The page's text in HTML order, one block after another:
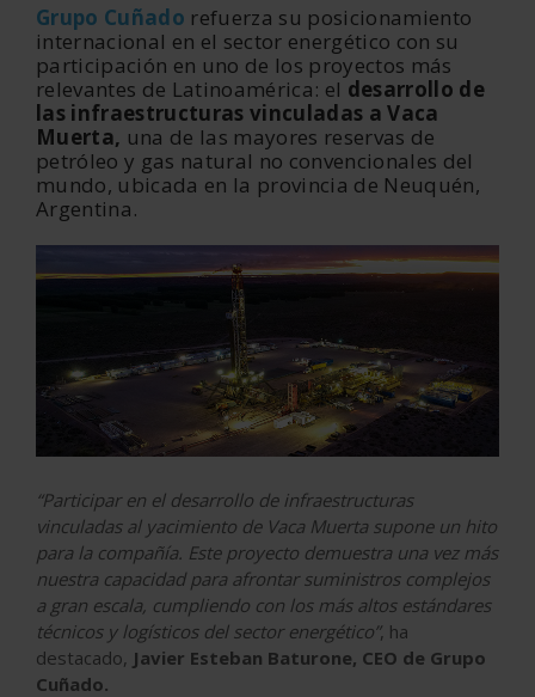
Grupo Cuñado refuerza su posicionamiento
internacional en el sector energético con su
participación en uno de los proyectos más
relevantes de Latinoamérica: el desarrollo de
las infraestructuras vinculadas a Vaca
Muerta, una de las mayores reservas de
petróleo y gas natural no convencionales del
mundo, ubicada en la provincia de Neuquén,
Argentina.
“Participar en el desarrollo de infraestructuras
vinculadas al yacimiento de Vaca Muerta supone un hito
para la compañía. Este proyecto demuestra una vez más
nuestra capacidad para afrontar suministros complejos
a gran escala, cumpliendo con los más altos estándares
técnicos y logísticos del sector energético”, ha
destacado, Javier Esteban Baturone, CEO de Grupo
Cuñado.